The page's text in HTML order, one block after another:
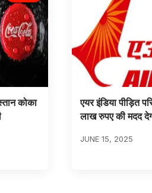
कोका
एयर इंडिया पीड़ित
लाख रुपए की मदद
JUNE 15, 2025